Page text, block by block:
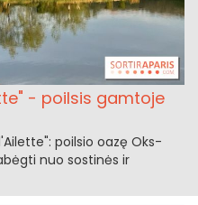
- poilsis gamtoje
poilsio oazę Oks-
nuo sostinės ir